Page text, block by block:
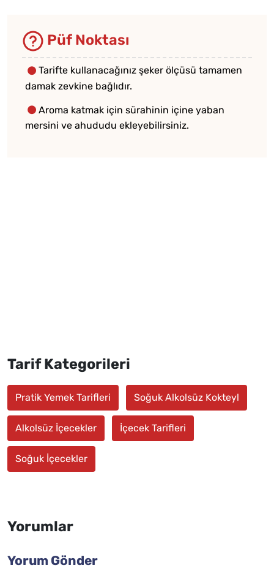
Püf Noktası
Tarifte kullanacağınız şeker ölçüsü tamamen
damak zevkine bağlıdır.
Aroma katmak için sürahinin içine yaban
mersini ve ahududu ekleyebilirsiniz.
Tarif Kategorileri
Pratik Yemek Tarifleri Soğuk Alkolsüz Kokteyl
Alkolsüz İçecekler İçecek Tarifleri
Soğuk İçecekler
Yorumlar
Yorum Gönder